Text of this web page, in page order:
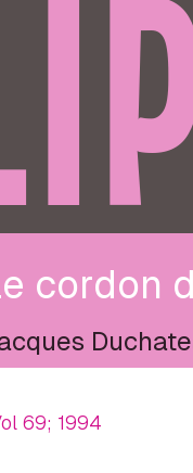
cordon
69; 1994